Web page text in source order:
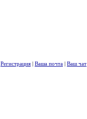
Регистрация | Ваша почта | Ваш чат